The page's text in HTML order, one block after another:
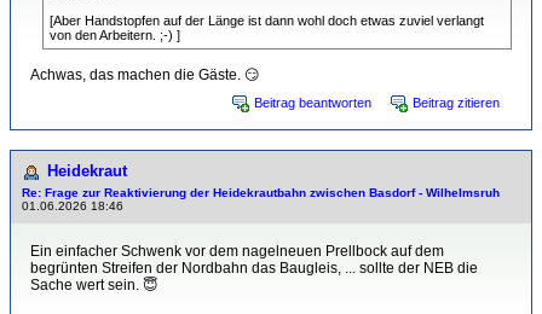
[Aber Handstopfen auf der Länge ist dann wohl doch etwas zuviel verlangt
von den Arbeitern. ;-) ]
Achwas, das machen die Gäste. 😏
Beitrag beantworten Beitrag zitieren
Heidekraut
Re: Frage zur Reaktivierung der Heidekrautbahn zwischen Basdorf - Wilhelmsruh
01.06.2026 18:46
Ein einfacher Schwenk vor dem nagelneuen Prellbock auf dem
begrünten Streifen der Nordbahn das Baugleis, ... sollte der NEB die
Sache wert sein. 😇